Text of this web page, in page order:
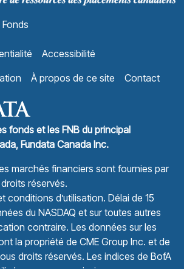
Accessibilité
À propos de ce site Contact
fonds et les FNB du principal
Fundata Canada Inc.
marchés financiers sont fournies par
réservés.
conditions d’utilisation. Délai de 15
du NASDAQ et sur toutes autres
contraire. Les données sur les
la propriété de CME Group Inc. et de
droits réservés. Les indices de BofA